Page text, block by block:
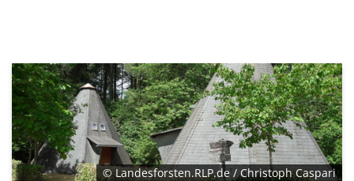
© Landesforsten.RLP.de / Christoph Caspari